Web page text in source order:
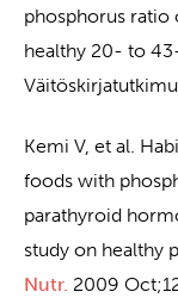
phosphorus
healthy 20- to
Kemi V, et al.
foods with
parathyroid
study on healthy
Nutr. 2009